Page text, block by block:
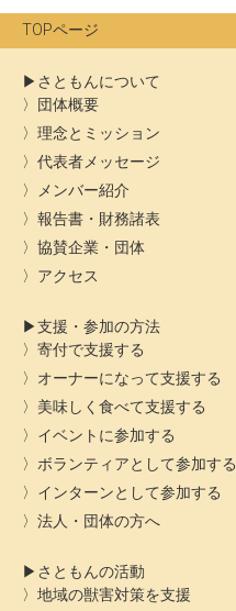
ブ
TOPページ
さともんについて
団体概要
理念とミッション
代表者メッセージ
メンバー紹介
報告書・財務諸表
協賛企業・団体
アクセス
支援・参加の方法
寄付で支援する
オーナーになって支援する
美味しく食べて支援する
イベントに参加する
ボランティアとして参加する
インターンとして参加する
法人・団体の方へ
さともんの活動
地域の獣害対策を支援